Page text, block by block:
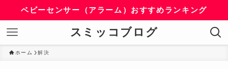
ベビーセンサー（アラーム）おすすめランキング
スミッコブログ
ホーム 解決